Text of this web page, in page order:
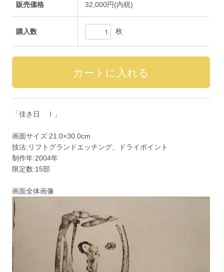
販売価格 32,000円(内税)
購入数 枚
「佳き日 Ⅰ」
画面サイズ:21.0×30.0cm
技法:リフトグランドエッチング、ドライポイント
制作年:2004年
限定数:15部
画面全体画像